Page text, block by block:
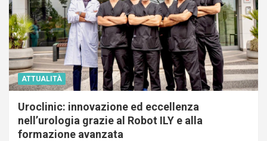
ATTUALITÀ
Uroclinic: innovazione ed eccellenza
nell’urologia grazie al Robot ILY e alla
formazione avanzata